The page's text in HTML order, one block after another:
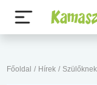
Főoldal / Hírek / Szülőknek